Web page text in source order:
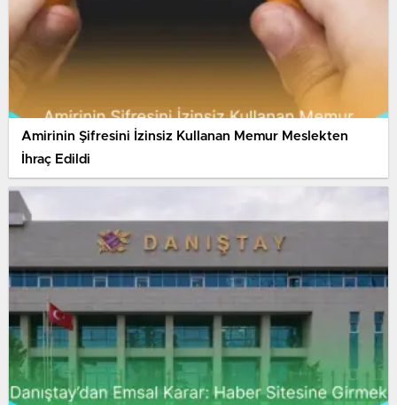
Amirinin Şifresini İzinsiz Kullanan Memur Meslekten
İhraç Edildi